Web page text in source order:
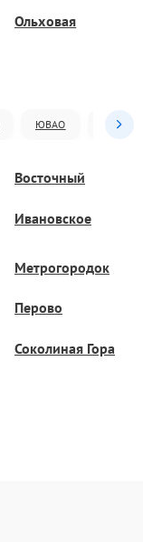
Ольховая
ЮВАО ЮАО
Восточный
Ивановское
Метрогородок
Перово
Соколиная Гора